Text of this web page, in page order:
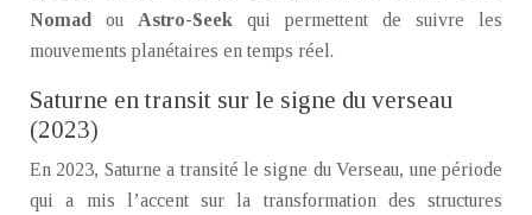
Nomad ou Astro-Seek qui permettent de suivre les
mouvements planétaires en temps réel.
Saturne en transit sur le signe du verseau
(2023)
En 2023, Saturne a transité le signe du Verseau, une période
qui a mis l’accent sur la transformation des structures